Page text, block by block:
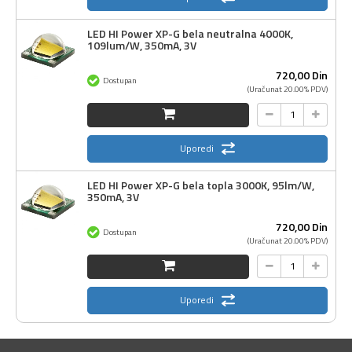
LED HI Power XP-G bela neutralna 4000K,
109lum/W, 350mA, 3V
720,00Din
(Uračunat 20.00% PDV)
Dostupan
Uporedi
LED HI Power XP-G bela topla 3000K, 95lm/W,
350mA, 3V
720,00Din
(Uračunat 20.00% PDV)
Dostupan
Uporedi